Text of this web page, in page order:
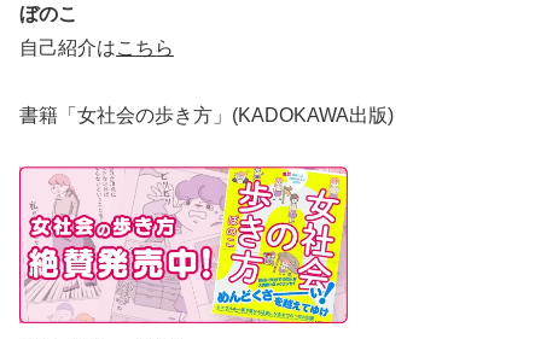
ぼのこ
自己紹介はこちら
書籍「女社会の歩き方」(KADOKAWA出版)